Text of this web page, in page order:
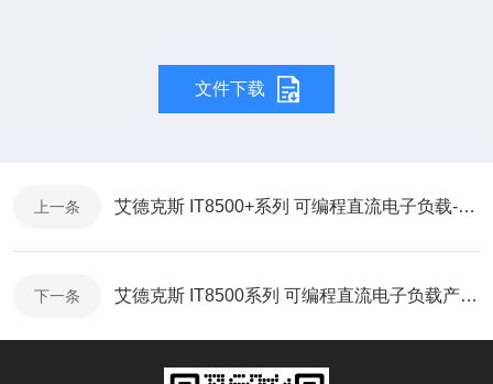
文件下载
上一条 艾德克斯 IT8500+系列 可编程直流电子负载-SCPI通讯协议
下一条 艾德克斯 IT8500系列 可编程直流电子负载产品折页